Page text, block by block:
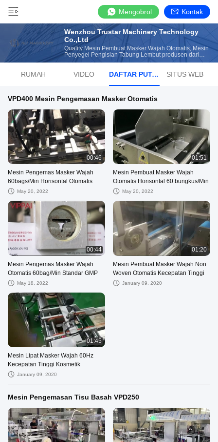
Mengobrol Kontak
Wenzhou Trustar Machinery Technology
Co.,Ltd
Quality Mesin Pembuat Masker Wajah Otomatis, Mesin
Penyegel Pengisian Tabung Lembut produsen dari
Cina
RUMAH VIDEO DAFTAR PUTAR SITUS WEB
VPD400 Mesin Pengemasan Masker Otomatis
00:46
Mesin Pengemas Masker Wajah
60bags/Min Horisontal Otomatis
May 20, 2022
01:51
Mesin Pembuat Masker Wajah
Otomatis Horisontal 60 bungkus/Min
May 20, 2022
00:44
Mesin Pengemas Masker Wajah
Otomatis 60bag/Min Standar GMP
May 18, 2022
01:20
Mesin Pembuat Masker Wajah Non
Woven Otomatis Kecepatan Tinggi
January 09, 2020
01:45
Mesin Lipat Masker Wajah 60Hz
Kecepatan Tinggi Kosmetik
January 09, 2020
Mesin Pengemasan Tisu Basah VPD250